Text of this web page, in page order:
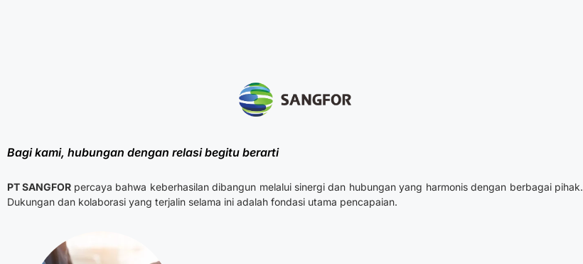
Bagi kami, hubungan dengan relasi begitu berarti
PT SANGFOR percaya bahwa keberhasilan dibangun melalui sinergi dan hubungan yang harmonis dengan berbagai pihak.
Dukungan dan kolaborasi yang terjalin selama ini adalah fondasi utama pencapaian.